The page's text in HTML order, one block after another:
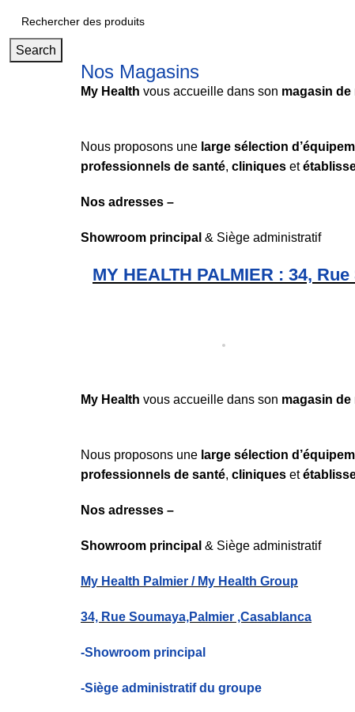
Search
Nos Magasins
My Health vous accueille dans son magasin de
Nous proposons une large sélection
professionnels de santé, cliniques et
Nos adresses –
Showroom principal & Siège administratif
MY HEALTH PALMIER : 34,
My Health vous accueille dans son magasin de
Nous proposons une large sélection
professionnels de santé, cliniques et
Nos adresses –
Showroom principal & Siège administratif
My Health Palmier / My Health Group
34, Rue Soumaya,Palmier ,Casablanca
-Showroom principal
-Siège administratif du groupe